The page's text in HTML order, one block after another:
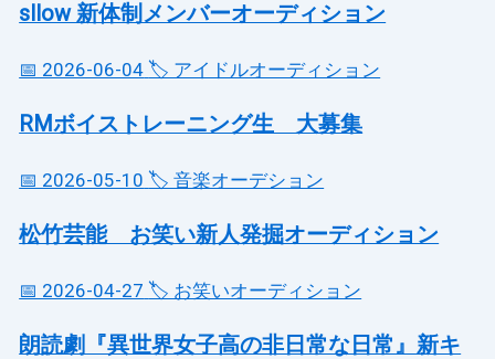
sllow 新体制メンバーオーディション
📅 2026-06-04 🏷️ アイドルオーディション
RMボイストレーニング生 大募集
📅 2026-05-10 🏷️ 音楽オーデション
松竹芸能 お笑い新人発掘オーディション
📅 2026-04-27 🏷️ お笑いオーディション
朗読劇『異世界女子高の非日常な日常』新キ